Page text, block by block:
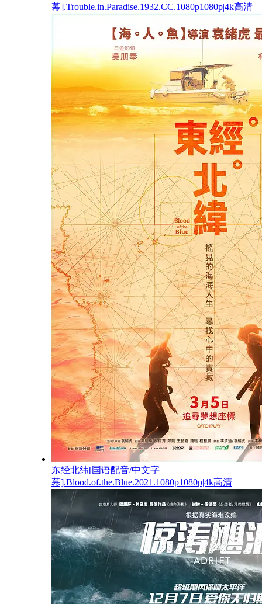
幕].Trouble.in.Paradise.1932.CC.1080p1080p|4k高清
东经北纬[国语配音/中文字
幕].Blood.of.the.Blue.2021.1080p1080p|4k高清